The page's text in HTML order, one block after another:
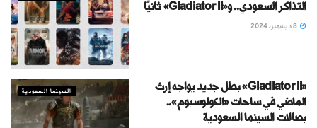
التذاكر السعودي.. و«Gladiator II» ثانيًا
السينما السعودية
«Gladiator II» بطل جديد يواجه إرث
الماضي في ساحات «الكولوسيوم»..
بصالات السينما السعودية